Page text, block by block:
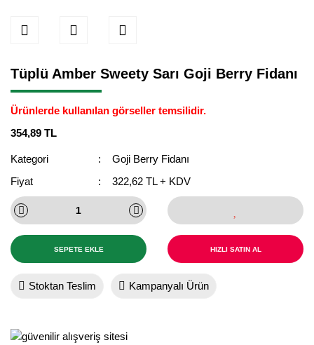
Tüplü Amber Sweety Sarı Goji Berry Fidanı
Ürünlerde kullanılan görseller temsilidir.
354,89 TL
Kategori
Goji Berry Fidanı
Fiyat
322,62 TL + KDV
SEPETE EKLE HIZLI SATIN AL
Stoktan Teslim Kampanyalı Ürün